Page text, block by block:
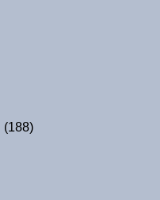
(188)